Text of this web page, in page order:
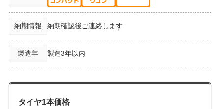
納期情報 納期確認後ご連絡します
製造年 製造3年以内
タイヤ1本価格